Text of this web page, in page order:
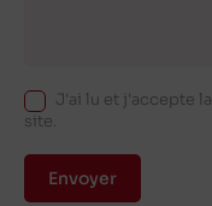
J'ai lu et j'accepte la
site.
Envoyer